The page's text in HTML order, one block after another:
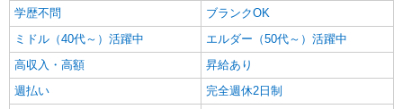
学歴不問
ブランクOK
ミドル（40代～）活躍中
エルダー（50代～）活躍中
高収入・高額
昇給あり
週払い
完全週休2日制